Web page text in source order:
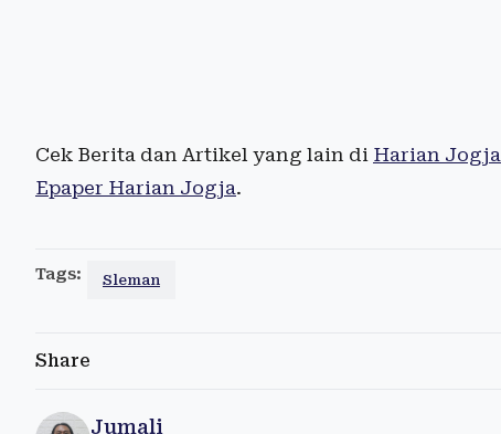
Cek Berita dan Artikel yang lain di Harian Jogja
Epaper Harian Jogja.
Tags: Sleman
Share
Jumali